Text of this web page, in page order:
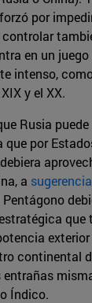
por
en un
intenso,
y el XX.
Rusia
que por
a
Pentágono
continental
Índico.